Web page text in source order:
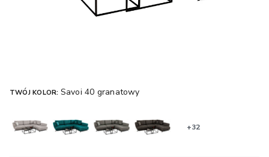
TWÓJ KOLOR: Savoi 40 granatowy
+32